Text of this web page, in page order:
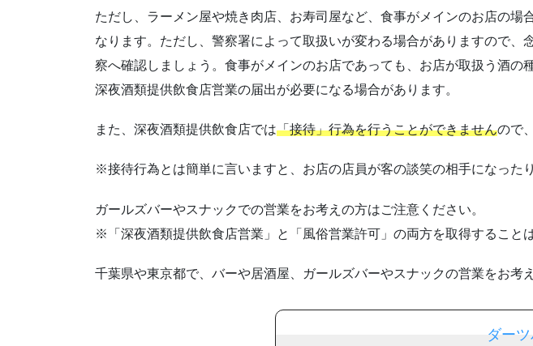
ただし、ラーメン屋や焼き肉店、お寿司屋など、食事がメインのお店の場
なります。ただし、警察署によって取扱いが変わる場合がありますので、
察へ確認しましょう。食事がメインのお店であっても、お店が取扱う酒の
深夜酒類提供飲食店営業の届出が必要になる場合があります。
また、深夜酒類提供飲食店では「接待」行為を行うことができませんので、
※接待行為とは簡単に言いますと、お店の店員が客の談笑の相手になった
ガールズバーやスナックでの営業をお考えの方はご注意ください。
※「深夜酒類提供飲食店営業」と「風俗営業許可」の両方を取得すること
千葉県や東京都で、バーや居酒屋、ガールズバーやスナックの営業をお考
ダー